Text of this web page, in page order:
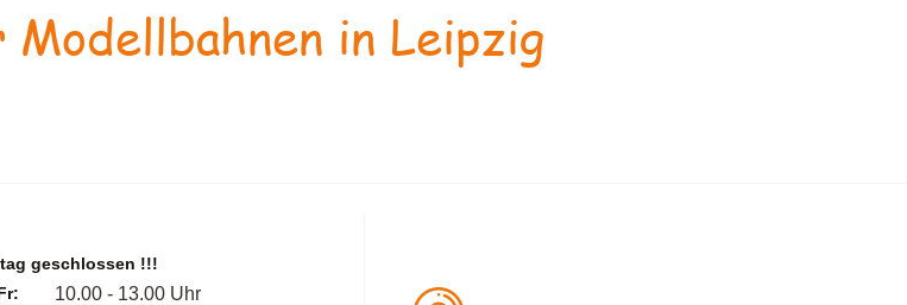
in Leipzig
geschlossen !!!
10.00 - 13.00 Uhr